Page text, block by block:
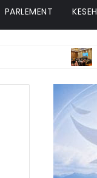
PARLEMENT
PADANG SUMBAR